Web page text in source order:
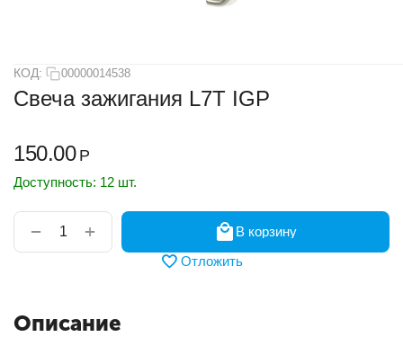
КОД: 00000014538
Свеча зажигания L7T IGP
150.00 Р
Доступность: 12 шт.
+
−
В корзину
Отложить
Описание